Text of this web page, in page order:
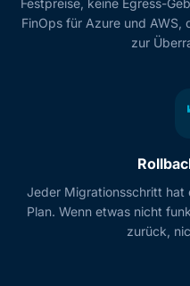
Festpreise, keine Egress-
FinOps für Azure und AWS,
zur
Jeder Migrationsschritt hat
Plan. Wenn etwas nicht
zurück,